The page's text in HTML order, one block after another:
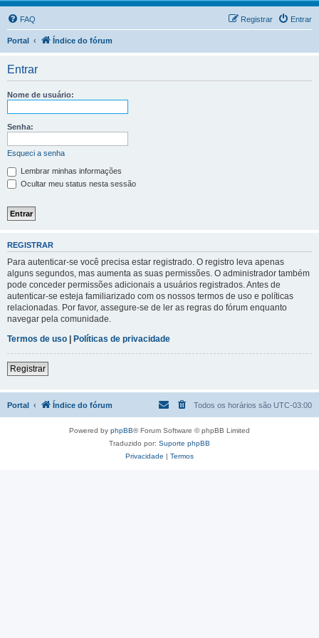
FAQ Entrar
Registrar
Portal Índice do fórum
Entrar
Nome de usuário:
Senha:
Esqueci a senha
Lembrar minhas informações
Ocultar meu status nesta sessão
REGISTRAR
Para autenticar-se você precisa estar registrado. O registro leva apenas
alguns segundos, mas aumenta as suas permissões. O administrador também
pode conceder permissões adicionais a usuários registrados. Antes de
autenticar-se esteja familiarizado com os nossos termos de uso e políticas
relacionadas. Por favor, assegure-se de ler as regras do fórum enquanto
navegar pela comunidade.
Termos de uso | Políticas de privacidade
Registrar
Portal Índice do fórum Todos os horários são UTC-03:00
Powered by phpBB® Forum Software © phpBB Limited
Traduzido por: Suporte phpBB
Privacidade | Termos